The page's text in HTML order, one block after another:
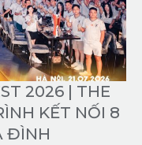
2026 | THE
KẾT NỐI 8
ĐÌNH